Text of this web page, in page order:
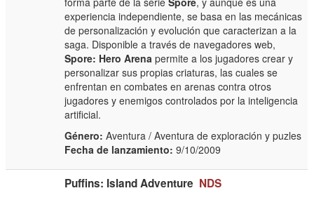
experiencia independiente, se basa en las mecánicas
de personalización y evolución que caracterizan a la
saga. Disponible a través de navegadores web,
Spore: Hero Arena permite a los jugadores crear y
personalizar sus propias criaturas, las cuales se
enfrentan en combates en arenas contra otros
jugadores y enemigos controlados por la inteligencia
artificial.
Género: Aventura / Aventura de exploración y puzles
Fecha de lanzamiento: 9/10/2009
Puffins: Island Adventure NDS